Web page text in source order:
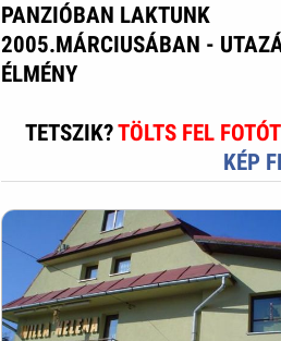
PANZIÓBAN LAKTUNK
2005.MÁRCIUSÁBAN -
ÉLMÉNY
TETSZIK?TÖLTS FEL
KÉP